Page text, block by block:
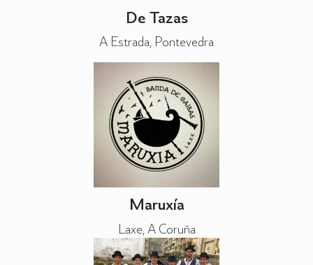
De Tazas
A Estrada, Pontevedra
Maruxía
Laxe, A Coruña